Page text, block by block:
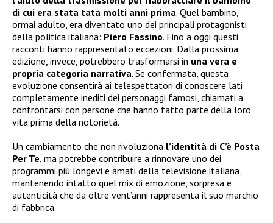
di cui era stata tata molti anni prima. Quel bambino,
ormai adulto, era diventato uno dei principali protagonisti
della politica italiana: Piero Fassino. Fino a oggi questi
racconti hanno rappresentato eccezioni. Dalla prossima
edizione, invece, potrebbero trasformarsi in una vera e
propria categoria narrativa. Se confermata, questa
evoluzione consentirà ai telespettatori di conoscere lati
completamente inediti dei personaggi famosi, chiamati a
confrontarsi con persone che hanno fatto parte della loro
vita prima della notorietà.
Un cambiamento che non rivoluziona l’identità di C’è Posta
Per Te, ma potrebbe contribuire a rinnovare uno dei
programmi più longevi e amati della televisione italiana,
mantenendo intatto quel mix di emozione, sorpresa e
autenticità che da oltre vent’anni rappresenta il suo marchio
di fabbrica.